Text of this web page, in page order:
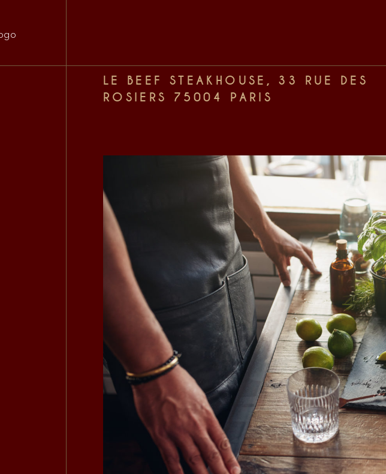
LE BEEF STEAKHOUSE, 33 RUE DES
ROSIERS 75004 PARIS